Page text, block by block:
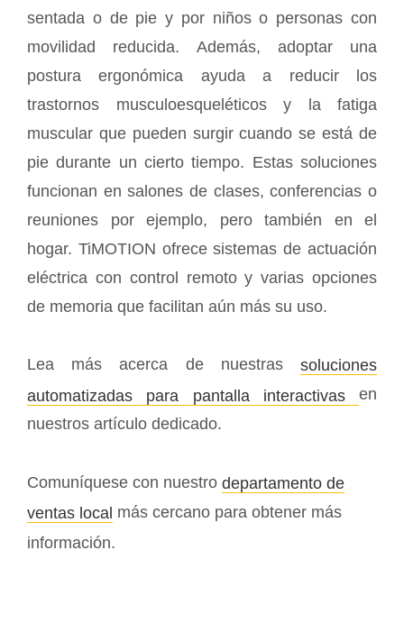
sentada o de pie y por niños o personas con
movilidad reducida. Además, adoptar una
postura ergonómica ayuda a reducir los
trastornos musculoesqueléticos y la fatiga
muscular que pueden surgir cuando se está de
pie durante un cierto tiempo. Estas soluciones
funcionan en salones de clases, conferencias o
reuniones por ejemplo, pero también en el
hogar. TiMOTION ofrece sistemas de actuación
eléctrica con control remoto y varias opciones
de memoria que facilitan aún más su uso.
Lea más acerca de nuestras soluciones
automatizadas para pantalla interactivas en
nuestros artículo dedicado.
Comuníquese con nuestro departamento de
ventas local más cercano para obtener más
información.